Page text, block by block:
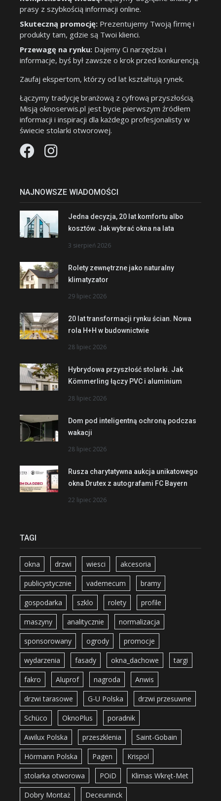
prasy z szybkością informacji online.
Skuteczną promocję: Prezentujemy Twoją firmę i
produkty tam, gdzie są Twoi klienci.
Przewagę na rynku: Dajemy Ci narzędzia i
informacje, byś był zawsze o krok przed konkurencją.
Zaufaj ekspertom, którzy od lat kształtują rynek.
Łączymy tradycję branżową z cyfrową przyszłością.
Misją oknoserwis.pl jest bycie pierwszym źródłem
informacji i inspiracji dla każdego profesjonalisty w
świecie stolarki otworowej.
NAJNOWSZE WIADOMOŚCI
Jedna decyzja, 20 lat komfortu albo
kosztów. Jak wybrać okna na lata
3 sierpień 2026
Rolety zewnętrzne jako naturalny
klimatyzator
29 lipiec 2026
20 lat transformacji rynku ścian. Nowa
rola H+H w budownictwie
28 lipiec 2026
Hybrydowa przyszłość stolarki. Jak
Kömmerling łączy PVC i aluminium
28 lipiec 2026
Dom pod inteligentną ochroną podczas
wakacji
28 lipiec 2026
Rusza charytatywna aukcja unikatowego
okna Drutex z autografami FC Bayern
22 lipiec 2026
TAGI
okna drzwi wiesci akcesoria
publicystycznie vademecum bramy
gospodarka szklo rolety profile
maszyny analitycznie normalizacja
sponsorowany ogrody promocje
wydarzenia fasady okna_dachowe targi
fakro Aluprof nagroda Anwis
drzwi tarasowe G-U Polska drzwi przesuwne
Schüco OknoPlus poradnik
Awilux Polska przeszklenia Saint-Gobain
Hörmann Polska Pagen Krispol
stolarka otworowa POiD Klimas Wkręt-Met
Dobry Montaż Deceuninck